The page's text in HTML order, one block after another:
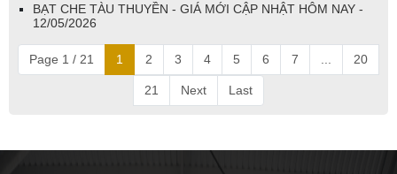
BẠT CHE TÀU THUYỀN - GIÁ MỚI CẬP NHẬT HÔM NAY -
12/05/2026
Page 1 / 21 1 2 3 4 5 6 7 20
21 Next Last